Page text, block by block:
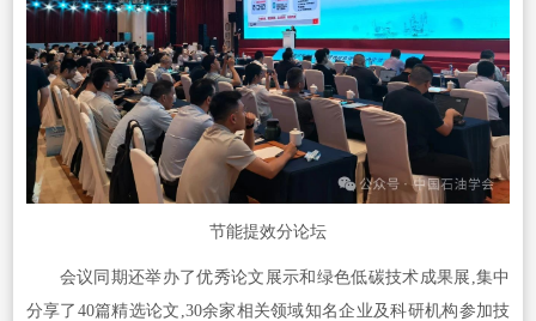
节能提效分论坛
会议同期还举办了优秀论文展示和绿色低碳技术成果展,集中
分享了40篇精选论文,30余家相关领域知名企业及科研机构参加技